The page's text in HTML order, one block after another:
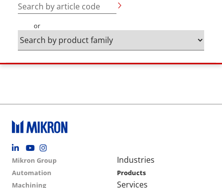
Search by article code
or
Footer social
Group menu
Mikron Group
Automation
Machining
Main navigation
Industries
Products
Services